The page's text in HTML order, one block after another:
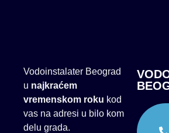
Vodoinstalater Beograd
u najkraćem
vremenskom roku kod
vas na adresi u bilo kom
delu grada.